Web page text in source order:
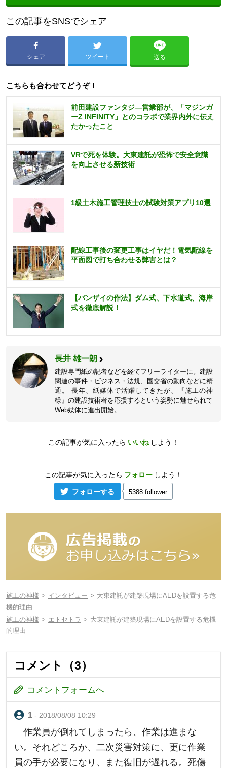
この記事をSNSでシェア
シェア ツイート 送る
こちらも合わせてどうぞ！
前田建設ファンタジ—営業部が、「マジンガ
ーZ INFINITY」とのコラボで業界内外に伝え
たかったこと
VRで死を体験。大東建託が恐怖で安全意識
を向上させる新技術
1級土木施工管理技士の試験対策アプリ10選
配線工事後の変更工事はイヤだ！電気配線を
平面図で打ち合わせる弊害とは？
【バンザイの作法】ダム式、下水道式、海岸
式を徹底解説！
長井 雄一朗
建設専門紙の記者などを経てフリーライターに。建設
関連の事件・ビジネス・法規、国交省の動向などに精
通。 長年、紙媒体で活躍してきたが、『施工の神
様』の建設技術者を応援するという姿勢に魅せられて
Web媒体に進出開始。
この記事が気に入ったら いいね しよう！
この記事が気に入ったら フォロー しよう！
フォローする 5388 follower
施工の神様 インタビュー
大東建託が建築現場にAEDを設置する危
機的理由
施工の神様
エトセトラ
大東建託が建築現場にAEDを設置する危機
的理由
コメント（3）
コメントフォームへ
- 2018/08/08 10:29
作業員が倒れてしまったら、作業は進まな
い。それどころか、二次災害対策に、更に作業
員の手が必要になり、また復旧が遅れる。死傷